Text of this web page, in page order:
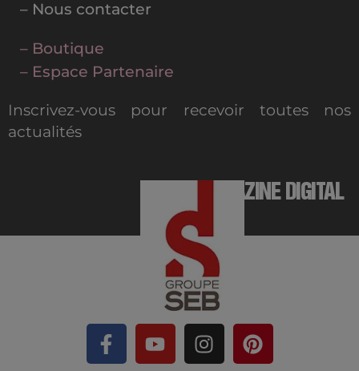
– Nous contacter
– Boutique
– Espace Partenaire
Inscrivez-vous pour recevoir toutes nos
actualités
MAGAZINE DIGITAL